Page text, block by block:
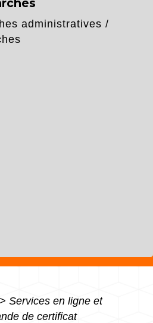
administratives /
> Services en ligne et
de certificat